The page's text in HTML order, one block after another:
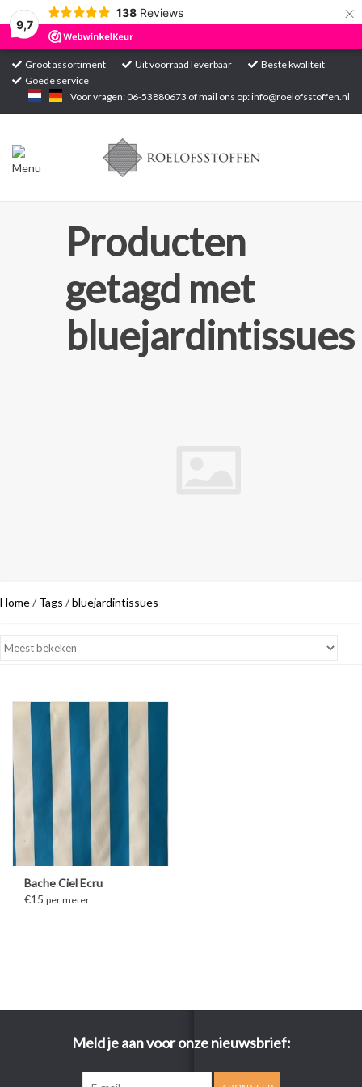
9,7
138 Reviews ×
Groot assortiment Uit voorraad leverbaar
Beste kwaliteit
Goede service
Voor vragen: 06-53880673 of mail ons op:info@roelofsstoffen.nl
Home
Producten
getagd met
bluejardintissues
Home/ Tags /bluejardintissues
Bache Ciel Ecru
€15 per meter
Meld je aan voor onze nieuwsbrief: